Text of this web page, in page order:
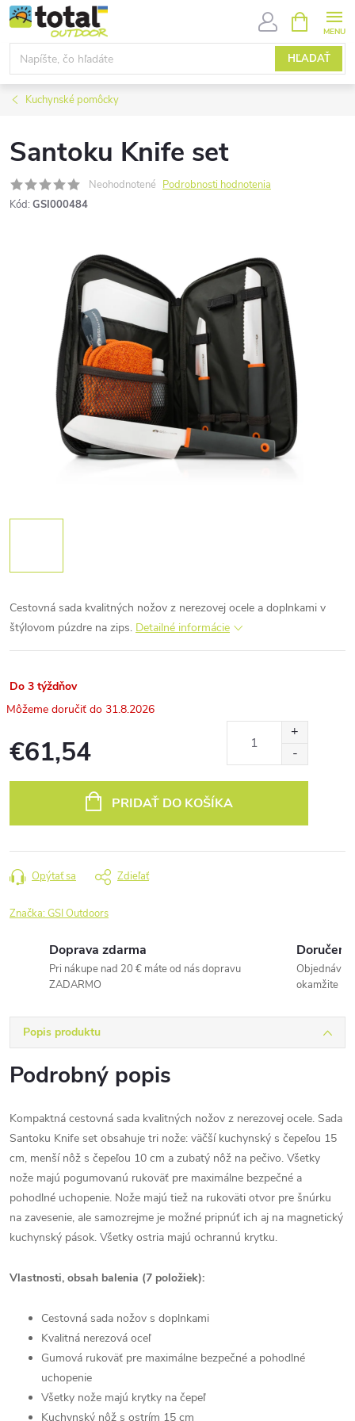
Prejsť
na
obsah
HĽADAŤ
KOŠÍK
Kuchynské pomôcky
Santoku Knife set
Neohodnotené Podrobnosti hodnotenia
Kód: GSI000484
Cestovná sada kvalitných nožov z nerezovej ocele a doplnkami v
štýlovom púzdre na zips. Detailné informácie
Do 3 týždňov
31.8.2026
€61,54
PRIDAŤ DO KOŠÍKA
Opýtať sa Zdieľať
Značka:GSI Outdoors
Doprava zdarma
Pri nákupe nad 20 € máte od nás dopravu
ZADARMO
okamžite
Popis produktu
Podrobný popis
Kompaktná cestovná sada kvalitných nožov z nerezovej ocele. Sada
Santoku Knife set obsahuje tri nože: väčší kuchynský s čepeľou 15
cm, menší nôž s čepeľou 10 cm a zubatý nôž na pečivo. Všetky
nože majú pogumovanú rukoväť pre maximálne bezpečné a
pohodlné uchopenie. Nože majú tiež na rukoväti otvor pre šnúrku
na zavesenie, ale samozrejme je možné pripnúť ich aj na magnetický
kuchynský pások. Všetky ostria majú ochrannú krytku.
Vlastnosti, obsah balenia (7 položiek):
Cestovná sada nožov s doplnkami
Kvalitná nerezová oceľ
Gumová rukoväť pre maximálne bezpečné a pohodlné
uchopenie
Všetky nože majú krytky na čepeľ
Kuchynský nôž s ostrím 15 cm